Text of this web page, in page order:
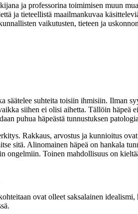
ja professorina toimimisen muun
ja tieteellistä maailmankuvaa
vaikutusten, tieteen ja
suhteita toisiin ihmisiin. Ilman
siihen ei olisi aihetta. Tällöin häpeä
puhua häpeästä tunnustuksen
Rakkaus, arvostus ja kunnioitus
sitä. Alinomainen häpeä on hankala
Toinen mahdollisuus on
ovat olleet saksalainen